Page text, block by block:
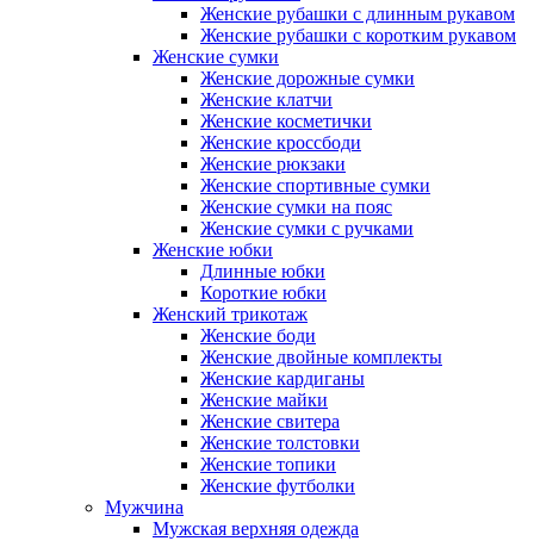
Женские рубашки с длинным рукавом
Женские рубашки с коротким рукавом
Женские сумки
Женские дорожные сумки
Женские клатчи
Женские косметички
Женские кроссбоди
Женские рюкзаки
Женские спортивные сумки
Женские сумки на пояс
Женские сумки с ручками
Женские юбки
Длинные юбки
Короткие юбки
Женский трикотаж
Женские боди
Женские двойные комплекты
Женские кардиганы
Женские майки
Женские свитера
Женские толстовки
Женские топики
Женские футболки
Мужчина
Мужская верхняя одежда